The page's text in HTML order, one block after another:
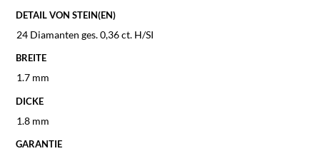
DETAIL VON STEIN(EN)
24 Diamanten ges. 0,36 ct. H/SI
BREITE
1.7 mm
DICKE
1.8 mm
GARANTIE